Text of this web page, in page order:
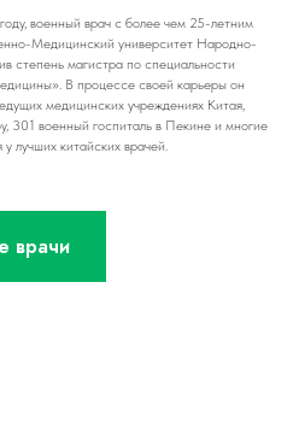
военный врач с более чем 25-летним
Медицинский университет Народно-
степень магистра по специальности
В процессе своей карьеры он
медицинских учреждениях Китая,
301 военный госпиталь в Пекине и многие
лучших китайских врачей.
врачи